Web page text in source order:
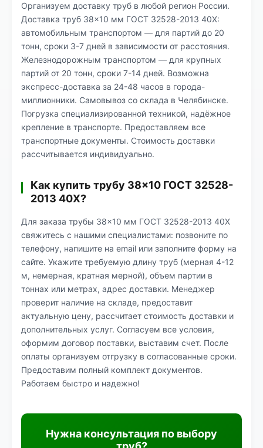
Организуем доставку труб в любой регион России.
Доставка труб 38×10 мм ГОСТ 32528-2013 40Х:
автомобильным транспортом — для партий до 20
тонн, сроки 3-7 дней в зависимости от расстояния.
Железнодорожным транспортом — для крупных
партий от 20 тонн, сроки 7-14 дней. Возможна
экспресс-доставка за 24-48 часов в города-
миллионники. Самовывоз со склада в Челябинске.
Погрузка специализированной техникой, надёжное
крепление в транспорте. Предоставляем все
транспортные документы. Стоимость доставки
рассчитывается индивидуально.
Как купить трубу 38×10 ГОСТ 32528-
2013 40Х?
Для заказа трубы 38×10 мм ГОСТ 32528-2013 40Х
свяжитесь с нашими специалистами: позвоните по
телефону, напишите на email или заполните форму на
сайте. Укажите требуемую длину труб (мерная 4-12
м, немерная, кратная мерной), объем партии в
тоннах или метрах, адрес доставки. Менеджер
проверит наличие на складе, предоставит
актуальную цену, рассчитает стоимость доставки и
дополнительных услуг. Согласуем все условия,
оформим договор поставки, выставим счет. После
оплаты организуем отгрузку в согласованные сроки.
Предоставим полный комплект документов.
Работаем быстро и надежно!
Нужна консультация по выбору